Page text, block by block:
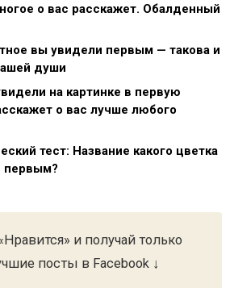
о вас расскажет. Обалденный
вы увидели первым — такова и
души
на картинке в первую
о вас лучше любого
тест: Название какого цветка
первым?
и получай только
посты в Facebook ↓